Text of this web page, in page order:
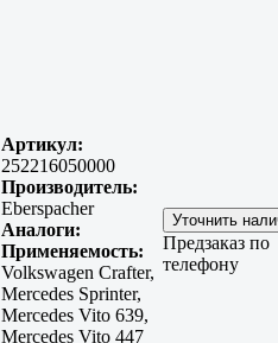
Артикул:
252216050000
Производитель:
Eberspacher
Аналоги:
Применяемость:
Volkswagen Crafter,
Mercedes Sprinter,
Mercedes Vito 639,
Mercedes Vito 447
Предзаказ по
телефону